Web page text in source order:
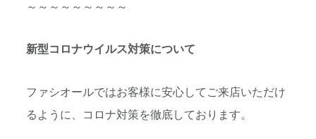
～～～～～～～～～
新型コロナウイルス対策について
ファシオールではお客様に安心してご来店いただけ
るように、
コロナ対策を徹底しております。